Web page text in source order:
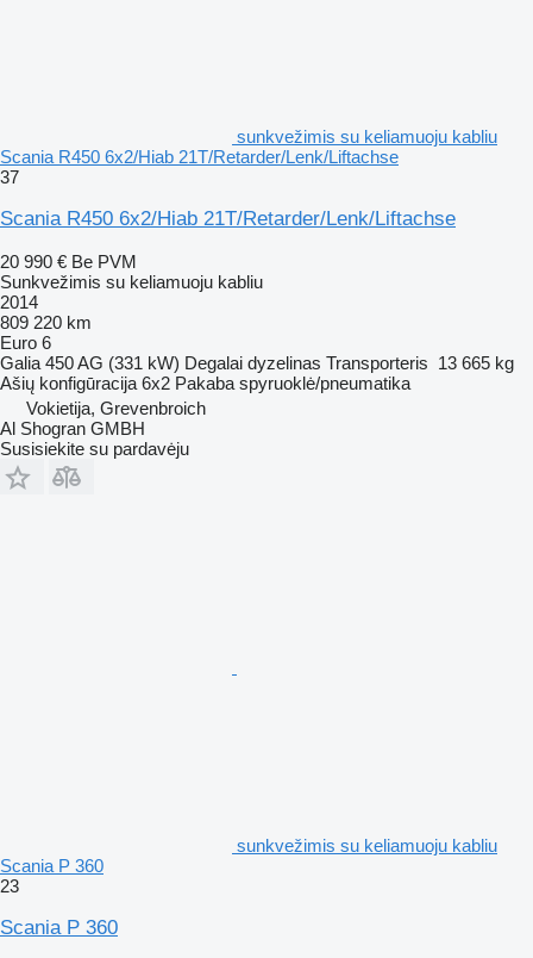
sunkvežimis su keliamuoju kabliu
Scania R450 6x2/Hiab 21T/Retarder/Lenk/Liftachse
37
Scania R450 6x2/Hiab 21T/Retarder/Lenk/Liftachse
20 990 € Be PVM
Sunkvežimis su keliamuoju kabliu
2014
809 220 km
Euro 6
Galia 450 AG (331 kW) Degalai dyzelinas Transporteris 13 665 kg
Ašių konfigūracija 6x2 Pakaba spyruoklė/pneumatika
Vokietija, Grevenbroich
Al Shogran GMBH
Susisiekite su pardavėju
sunkvežimis su keliamuoju kabliu
Scania P 360
23
Scania P 360